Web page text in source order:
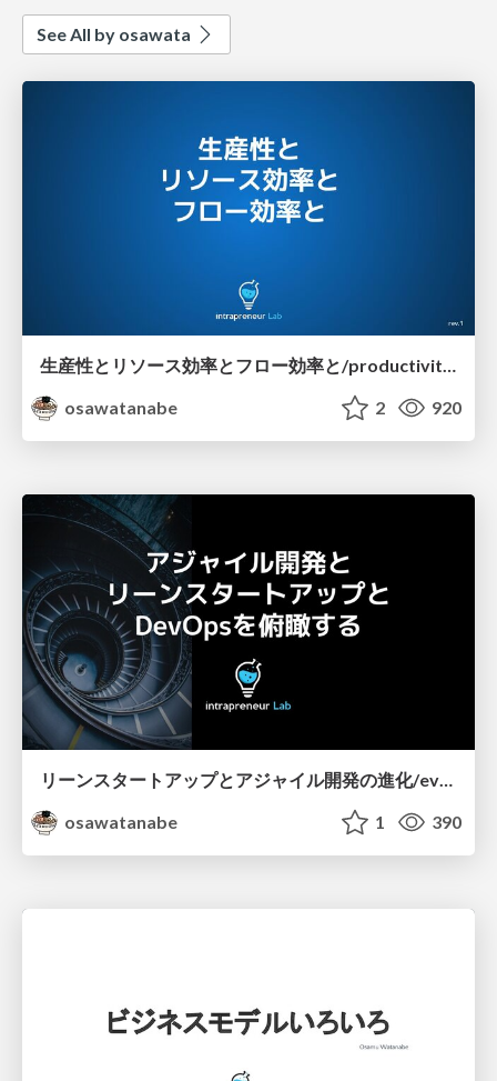
See All by osawata
生産性とリソース効率とフロー効率と/productivity-and-flow-efficiency-and-resouce-efficiency
osawatanabe
2 920
osawatanabe
1 390